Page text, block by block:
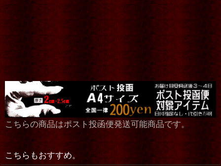
こちらの商品はポスト投函便発送可能商品です。
こちらもおすすめ。